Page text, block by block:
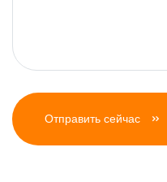
Отправить сейчас